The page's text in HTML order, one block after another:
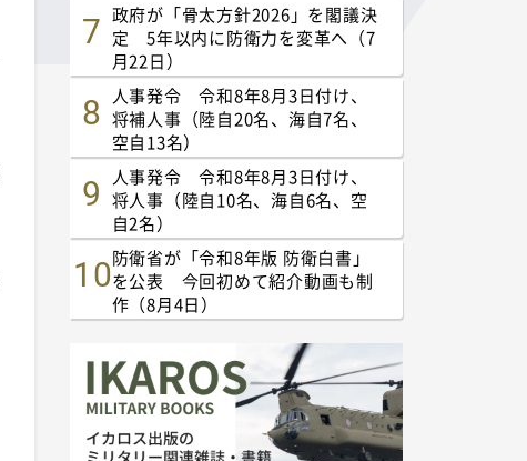
政府が「骨太方針2026」を閣議決
定 5年以内に防衛力を変革へ（7
月22日）
人事発令 令和8年8月3日付け、
将補人事（陸自20名、海自7名、
空自13名）
人事発令 令和8年8月3日付け、
将人事（陸自10名、海自6名、空
自2名）
防衛省が「令和8年版 防衛白書」
を公表 今回初めて紹介動画も制
作（8月4日）